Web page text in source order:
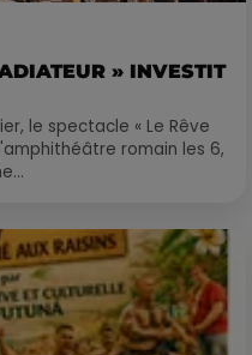
» INVESTIT
le spectacle « Le Rêve
romain les 6,